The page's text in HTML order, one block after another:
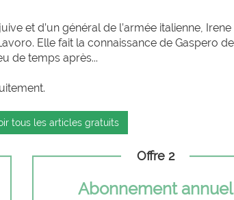
et d’un général de l’armée italienne,
Elle fait la connaissance de Gaspero
de temps après...
tous les articles gratuits
Offre 2
Abonnement annuel